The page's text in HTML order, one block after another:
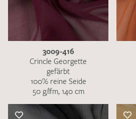
3009-416
Crincle Georgette
gefärbt
100% reine Seide
50 g/lfm, 140 cm